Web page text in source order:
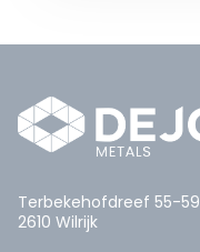
Terbekehofdreef 55-59
2610 Wilrijk